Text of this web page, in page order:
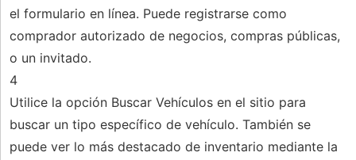
el formulario en línea. Puede registrarse como
comprador autorizado de negocios, compras públicas,
o un invitado.
4
Utilice la opción Buscar Vehículos en el sitio para
buscar un tipo específico de vehículo. También se
puede ver lo más destacado de inventario mediante la